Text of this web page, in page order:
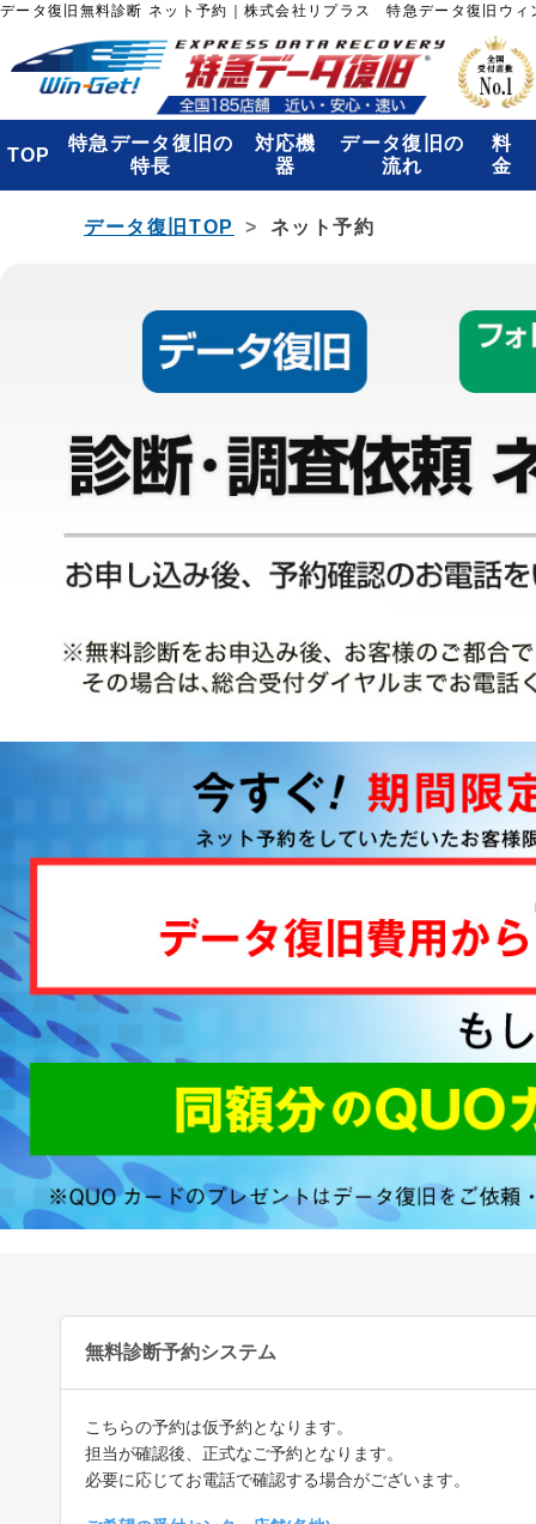
データ復旧無料診断 ネット予約｜株式会社リプラス 特急データ復旧ウィ
TOP
特急データ復旧の
特長
対応機
器
データ復旧の
流れ
料
金
データ復旧TOP ネット予約